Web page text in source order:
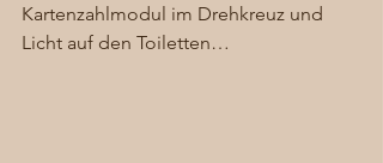
Kartenzahlmodul im Drehkreuz und
Licht auf den Toiletten…